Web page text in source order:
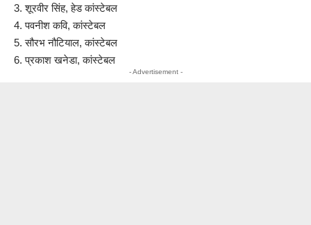
3. ⁠शूरवीर सिंह, हेड कांस्टेबल
4. ⁠पवनीश कवि, कांस्टेबल
5. ⁠सौरभ नौटियाल, कांस्टेबल
6. ⁠प्रकाश खनेडा, कांस्टेबल
- Advertisement -